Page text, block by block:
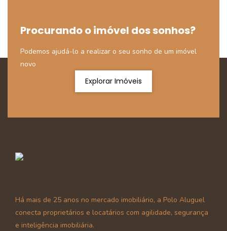
Procurando o imóvel dos sonhos?
Podemos ajudá-lo a realizar o seu sonho de um imóvel
novo
Explorar Imóveis
Há mais de 25 anos no mercado imobiliário, a Polo Aluguel
conecta proprietários e locatários com agilidade, segurança
e inteligência imobiliária.